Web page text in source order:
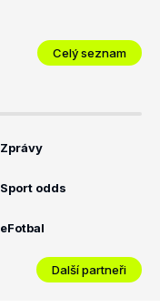
Celý seznam
Zprávy
Sport odds
eFotbal
Další partneři